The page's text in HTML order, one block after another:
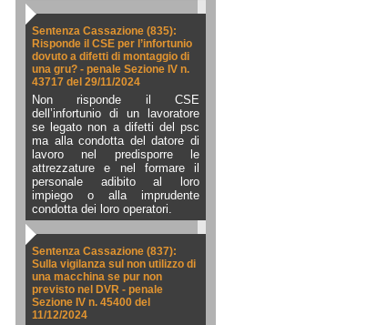
Sentenza Cassazione (835):
Risponde il CSE per l’infortunio
dovuto a difetti di montaggio di
una gru? - penale Sezione IV n.
43717 del 29/11/2024
Non risponde il CSE
dell’infortunio di un lavoratore
se legato non a difetti del psc
ma alla condotta del datore di
lavoro nel predisporre le
attrezzature e nel formare il
personale adibito al loro
impiego o alla imprudente
condotta dei loro operatori.
Sentenza Cassazione (837):
Sulla vigilanza sul non utilizzo di
una macchina se pur non
previsto nel DVR - penale
Sezione IV n. 45400 del
11/12/2024